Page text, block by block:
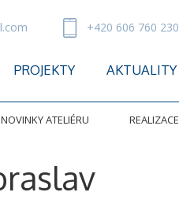
+420 606 760 230
PROJEKTY AKTUALITY
NOVINKY ATELIÉRU REALIZACE